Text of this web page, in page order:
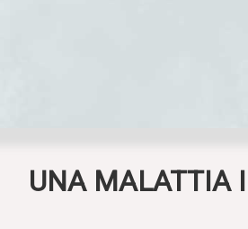
UNA MALATTIA